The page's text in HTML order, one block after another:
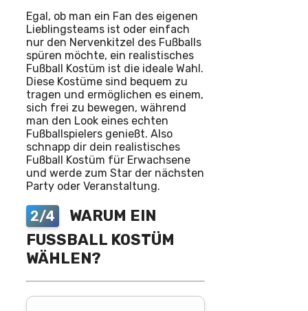
Egal, ob man ein Fan des eigenen
Lieblingsteams ist oder einfach
nur den Nervenkitzel des Fußballs
spüren möchte, ein realistisches
Fußball Kostüm ist die ideale Wahl.
Diese Kostüme sind bequem zu
tragen und ermöglichen es einem,
sich frei zu bewegen, während
man den Look eines echten
Fußballspielers genießt. Also
schnapp dir dein realistisches
Fußball Kostüm für Erwachsene
und werde zum Star der nächsten
Party oder Veranstaltung.
2/4
WARUM EIN
FUSSBALL KOSTÜM W
ÄHLEN?